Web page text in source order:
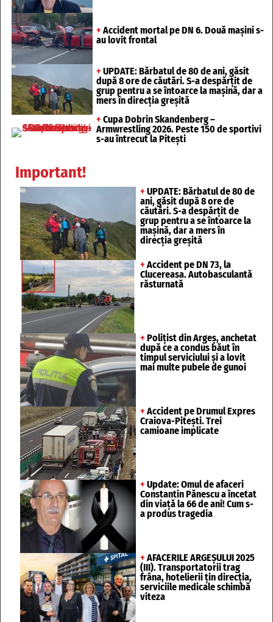
+ Accident mortal pe DN 6. Două mașini s-
au lovit frontal
+ UPDATE: Bărbatul de 80 de ani, găsit
după 8 ore de căutări. S-a despărțit de
grup pentru a se întoarce la mașină, dar a
mers în direcția greșită
+ Cupa Dobrin Skandenberg –
Armwrestling 2026. Peste 150 de sportivi
s-au întrecut la Pitești
Important!
+ UPDATE: Bărbatul de 80 de
ani, găsit după 8 ore de
căutări. S-a despărțit de
grup pentru a se întoarce la
mașină, dar a mers în
direcția greșită
+ Accident pe DN 73, la
Clucereasa. Autobasculantă
răsturnată
+ Polițist din Argeș, anchetat
după ce a condus băut în
timpul serviciului și a lovit
mai multe pubele de gunoi
+ Accident pe Drumul Expres
Craiova-Pitești. Trei
camioane implicate
+ Update: Omul de afaceri
Constantin Pănescu a încetat
din viață la 66 de ani! Cum s-
a produs tragedia
+ AFACERILE ARGEȘULUI 2025
(III). Transportatorii trag
frâna, hotelierii țin direcția,
serviciile medicale schimbă
viteza